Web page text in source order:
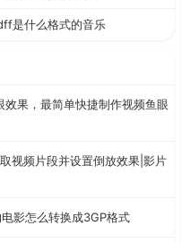
是什么格式的音乐
效果，最简单快捷制作视频鱼眼
视频片段并设置倒放效果|影片
影怎么转换成3GP格式